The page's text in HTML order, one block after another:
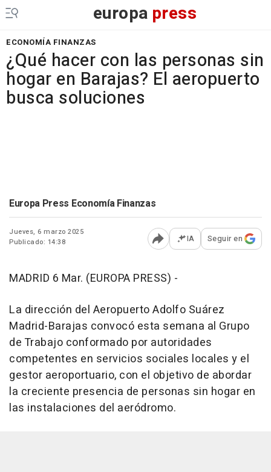
europa press
ECONOMÍA FINANZAS
¿Qué hacer con las personas sin
hogar en Barajas? El aeropuerto
busca soluciones
Europa Press Economía Finanzas
Jueves, 6 marzo 2025
Publicado: 14:38
Abrir opciones para
IA Seguir en
MADRID 6 Mar. (EUROPA PRESS) -
La dirección del Aeropuerto Adolfo Suárez
Madrid-Barajas convocó esta semana al Grupo
de Trabajo conformado por autoridades
competentes en servicios sociales locales y el
gestor aeroportuario, con el objetivo de abordar
la creciente presencia de personas sin hogar en
las instalaciones del aeródromo.